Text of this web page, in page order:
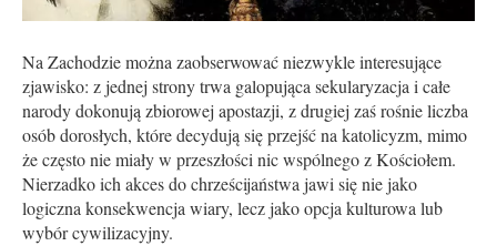
Na Zachodzie można zaobserwować niezwykle interesujące
zjawisko: z jednej strony trwa galopująca sekularyzacja i całe
narody dokonują zbiorowej apostazji, z drugiej zaś rośnie liczba
osób dorosłych, które decydują się przejść na katolicyzm, mimo
że często nie miały w przeszłości nic wspólnego z Kościołem.
Nierzadko ich akces do chrześcijaństwa jawi się nie jako
logiczna konsekwencja wiary, lecz jako opcja kulturowa lub
wybór cywilizacyjny.